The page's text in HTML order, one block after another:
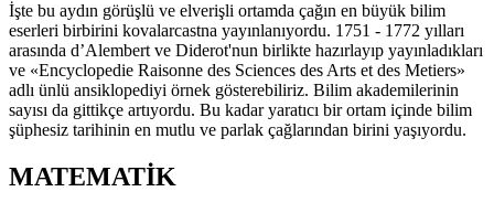
İşte bu aydın görüşlü ve elverişli ortamda çağın en büyük bilim
eserleri birbirini kovalarcastna yayınlanıyordu. 1751 - 1772 yılları
arasında d’Alembert ve Diderot'nun birlikte hazırlayıp yayınladıkları
ve «Encyclopedie Raisonne des Sciences des Arts et des Metiers»
adlı ünlü ansiklopediyi örnek gösterebiliriz. Bilim akademilerinin
sayısı da gittikçe artıyordu. Bu kadar yaratıcı bir ortam içinde bilim
şüphesiz tarihinin en mutlu ve parlak çağlarından birini yaşıyordu.
MATEMATİK